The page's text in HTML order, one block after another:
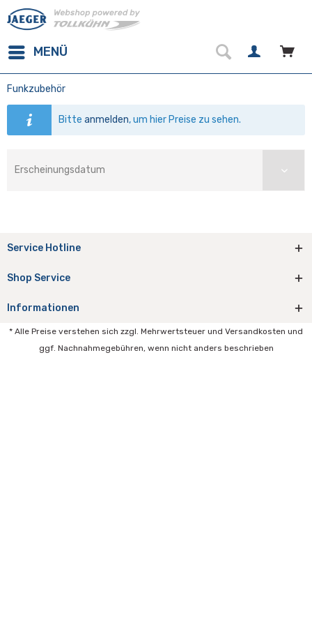
MENÜ
Funkzubehör
Bitteanmelden, um hier Preise zu sehen.
Service Hotline
Shop Service
Informationen
* Alle Preise verstehen sich zzgl. Mehrwertsteuer und Versandkosten und
ggf. Nachnahmegebühren, wenn nicht anders beschrieben